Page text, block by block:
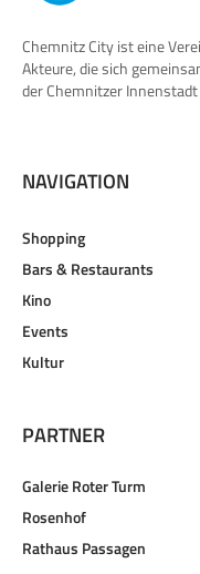
Chemnitz City ist eine
Akteure, die sich
der Chemnitzer
NAVIGATION
Shopping
Bars & Restaurants
Kino
Events
Kultur
PARTNER
Galerie Roter Turm
Rosenhof
Rathaus Passagen